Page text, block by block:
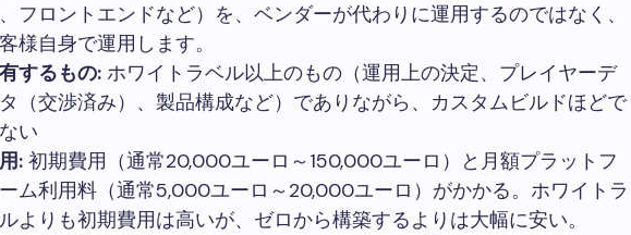
フロントエンドなど）を、ベンダーが代わりに運用するのではなく、
様自身で運用します。
するもの: ホワイトラベル以上のもの（運用上の決定、プレイヤーデ
（交渉済み）、製品構成など）でありながら、カスタムビルドほどで
い
: 初期費用（通常20,000ユーロ～150,000ユーロ）と月額プラットフ
ム利用料（通常5,000ユーロ～20,000ユーロ）がかかる。ホワイトラ
よりも初期費用は高いが、ゼロから構築するよりは大幅に安い。